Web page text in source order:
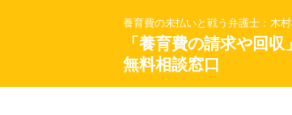
養育費の未払いと戦う弁護士：木
「養育費の請求や回
無料相談窓口